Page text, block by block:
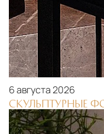
6 августа 2026
СКУЛЬПТУРНЫЕ